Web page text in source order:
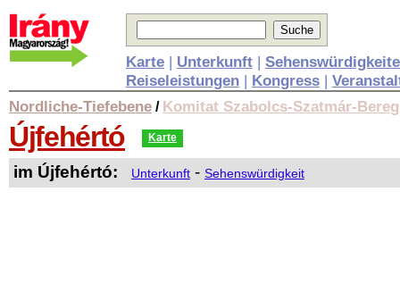
Karte| Unterkunft|
Reiseleistungen| Kongress|
Nordliche-Tiefebene / Komitat Szabolcs-Szatmár-Bereg
Újfehértó Karte
im Újfehértó: Unterkunft - Sehenswürdigkeit